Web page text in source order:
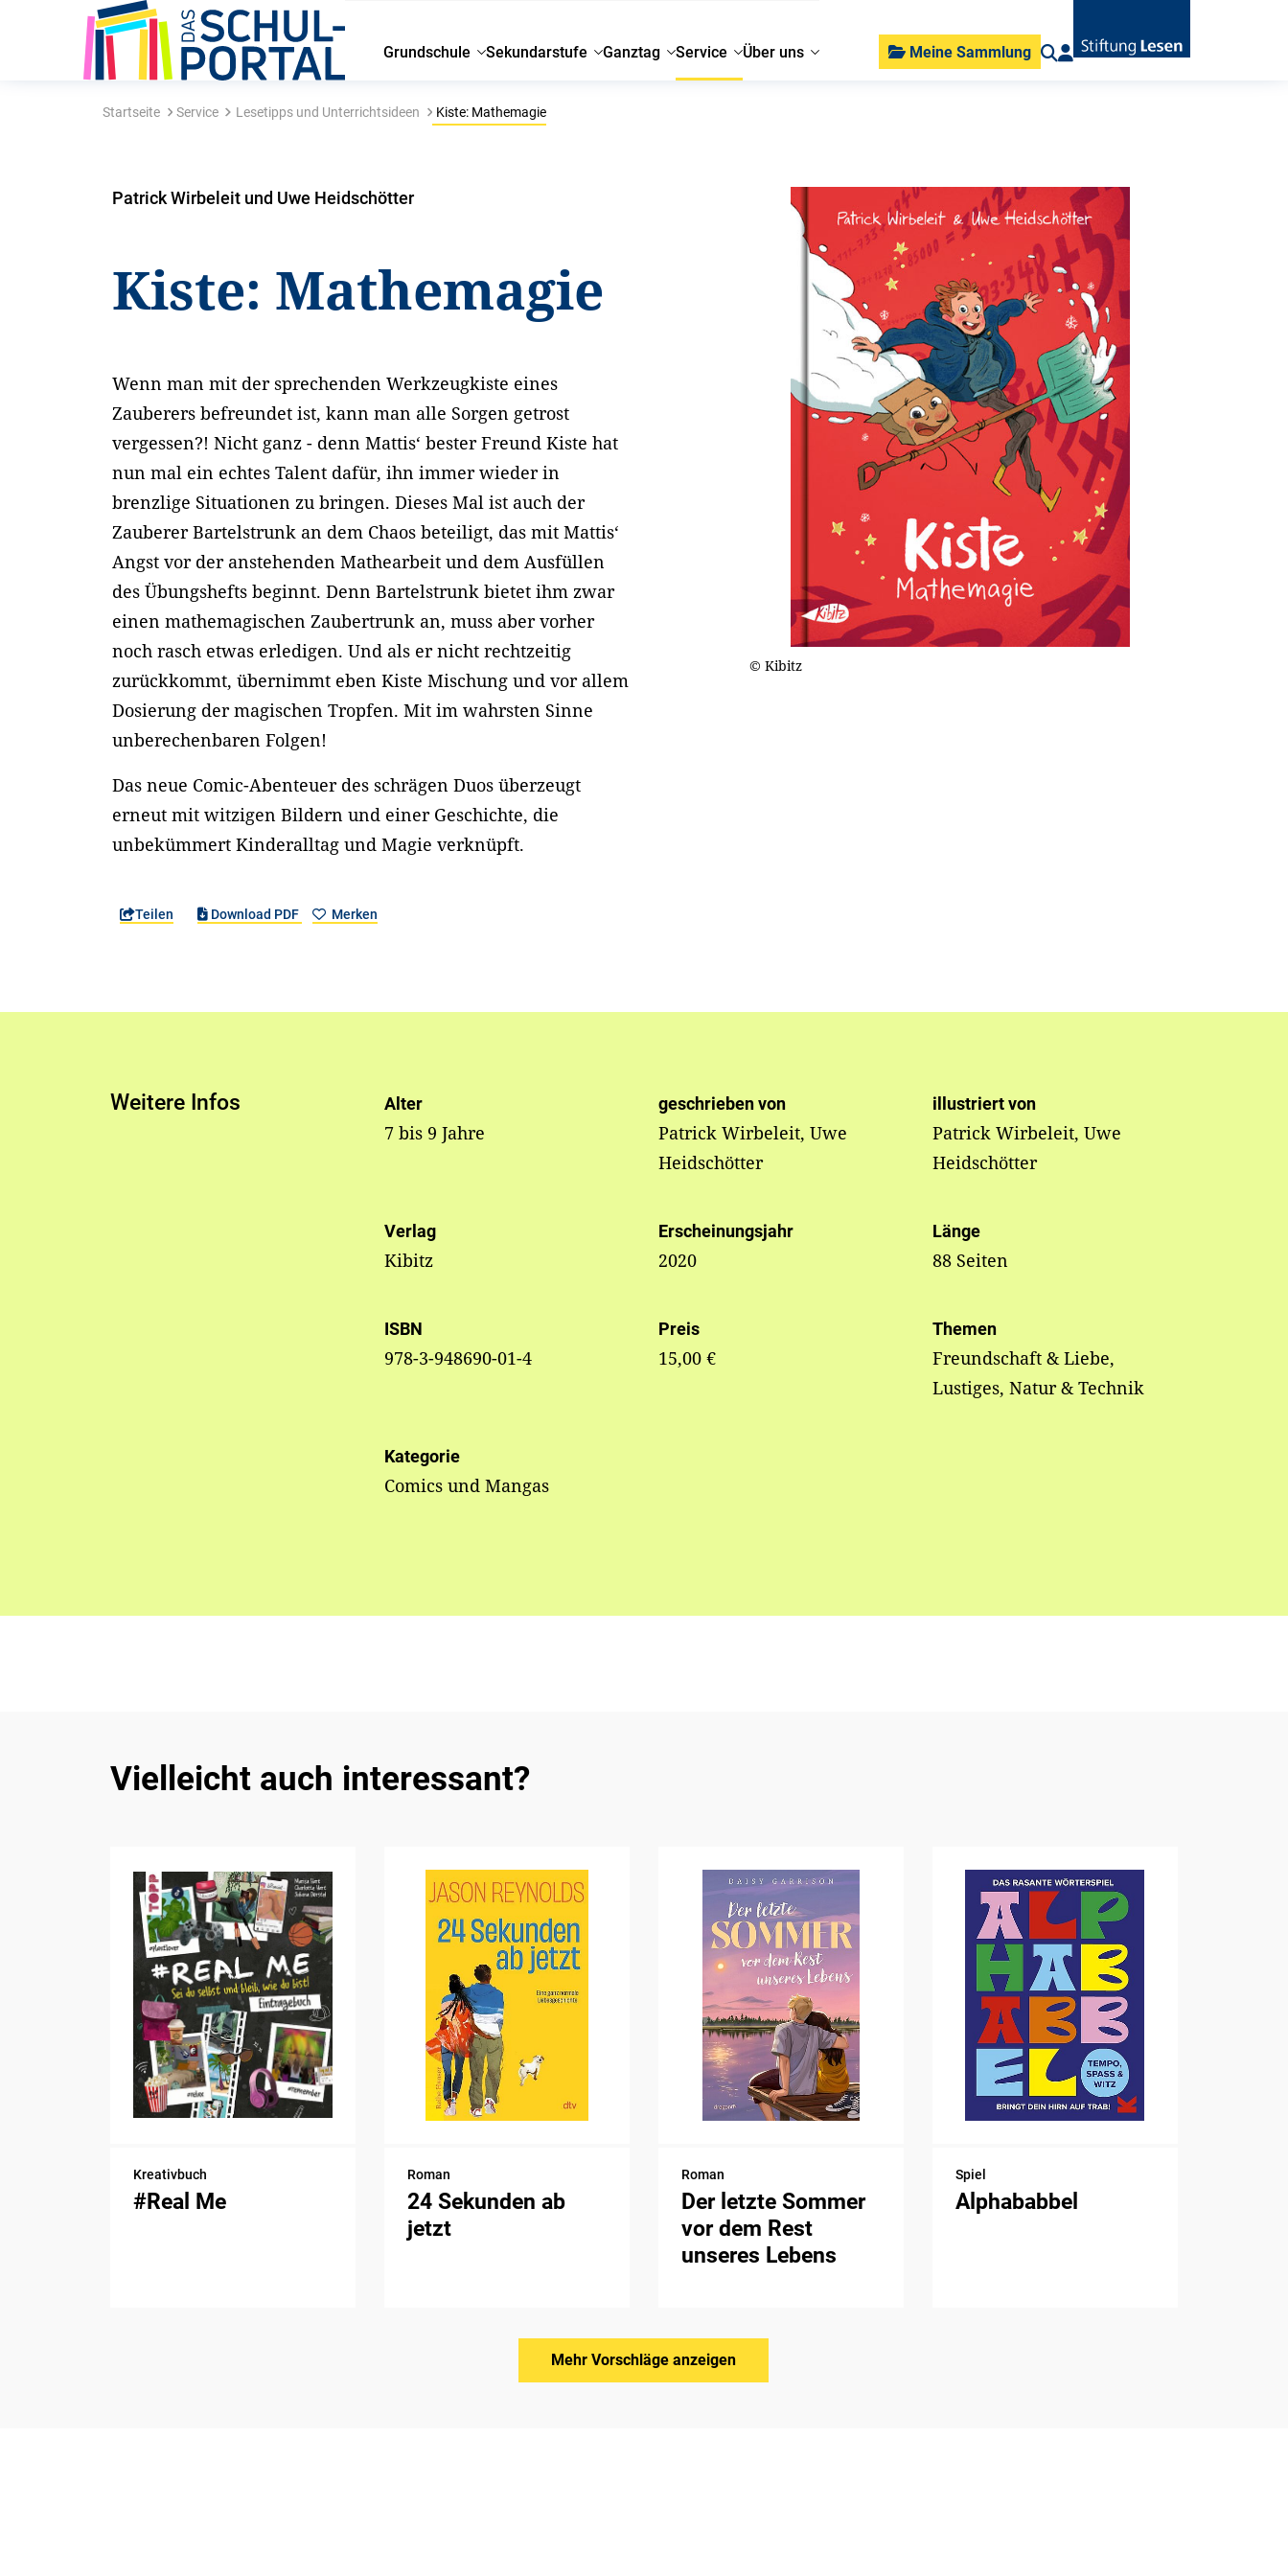
Grundschule Sekundarstufe Ganztag Service Über uns Meine Sammlung
Startseite Service Lesetipps und Unterrichtsideen Kiste: Mathemagie
Patrick Wirbeleit und Uwe Heidschötter
Kiste: Mathemagie
Wenn man mit der sprechenden Werkzeugkiste eines
Zauberers befreundet ist, kann man alle Sorgen getrost
vergessen?! Nicht ganz - denn Mattis‘ bester Freund Kiste hat
nun mal ein echtes Talent dafür, ihn immer wieder in
brenzlige Situationen zu bringen. Dieses Mal ist auch der
Zauberer Bartelstrunk an dem Chaos beteiligt, das mit Mattis‘
Angst vor der anstehenden Mathearbeit und dem Ausfüllen
des Übungshefts beginnt. Denn Bartelstrunk bietet ihm zwar
einen mathemagischen Zaubertrunk an, muss aber vorher
noch rasch etwas erledigen. Und als er nicht rechtzeitig
zurückkommt, übernimmt eben Kiste Mischung und vor allem
Dosierung der magischen Tropfen. Mit im wahrsten Sinne
unberechenbaren Folgen!
Das neue Comic-Abenteuer des schrägen Duos überzeugt
erneut mit witzigen Bildern und einer Geschichte, die
unbekümmert Kinderalltag und Magie verknüpft.
Teilen Download PDF Merken
© Kibitz
Weitere Infos Alter
7 bis 9 Jahre
geschrieben von
Patrick Wirbeleit, Uwe
Heidschötter
illustriert von
Patrick Wirbeleit, Uwe
Heidschötter
Verlag
Kibitz
Erscheinungsjahr
2020
Länge
88 Seiten
ISBN
978-3-948690-01-4
Preis
15,00 €
Themen
Freundschaft & Liebe,
Lustiges, Natur & Technik
Kategorie
Comics und Mangas
Vielleicht auch interessant?
Kreativbuch
#Real Me
Roman
24 Sekunden ab
jetzt
Roman
Der letzte Sommer
vor dem Rest
unseres Lebens
Spiel
Alphababbel
Mehr Vorschläge anzeigen